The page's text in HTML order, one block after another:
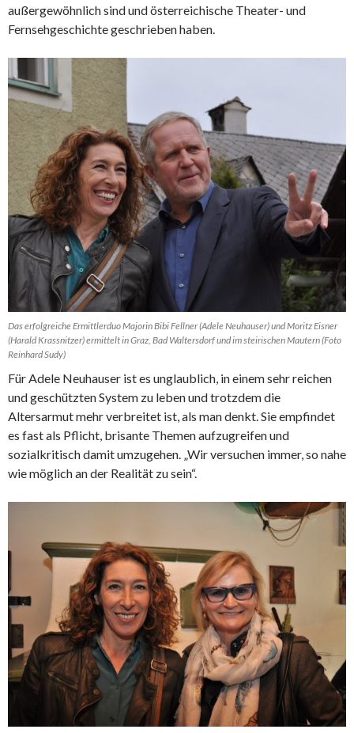
außergewöhnlich sind und österreichische Theater- und
Fernsehgeschichte geschrieben haben.
Das erfolgreiche Ermittlerduo Majorin Bibi Fellner (Adele Neuhauser) und Moritz Eisner
(Harald Krassnitzer) ermittelt in Graz, Bad Waltersdorf und im steirischen Mautern (Foto
Reinhard Sudy)
Für Adele Neuhauser ist es unglaublich, in einem sehr reichen
und geschützten System zu leben und trotzdem die
Altersarmut mehr verbreitet ist, als man denkt. Sie empfindet
es fast als Pflicht, brisante Themen aufzugreifen und
sozialkritisch damit umzugehen. „Wir versuchen immer, so nahe
wie möglich an der Realität zu sein“.